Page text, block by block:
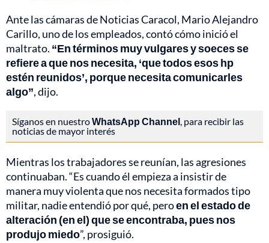
Ante las cámaras de Noticias Caracol, Mario Alejandro
Carillo, uno de los empleados, contó cómo inició el
maltrato. “En términos muy vulgares y soeces se
refiere a que nos necesita, ‘que todos esos hp
estén reunidos’, porque necesita comunicarles
algo”, dijo.
Síganos en nuestroWhatsApp Channel , para recibir las
noticias de mayor interés
Mientras los trabajadores se reunían, las agresiones
continuaban. “Es cuando él empieza a insistir de
manera muy violenta que nos necesita formados tipo
militar, nadie entendió por qué, peroen el estado de
alteración (en el) que se encontraba, pues nos
produjo miedo”, prosiguió.